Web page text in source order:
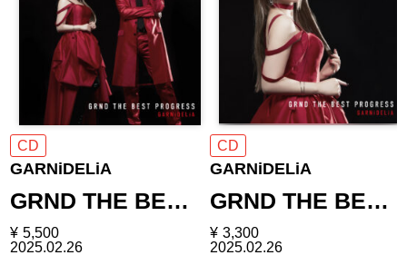
CD
GARNiDELiA
GRND THE BE…
¥ 5,500
2025.02.26
CD
GARNiDELiA
GRND THE BE…
¥ 3,300
2025.02.26